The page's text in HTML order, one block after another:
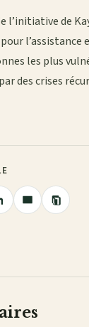
l’initiative de
l’assistance
les plus
des crises
Partager
Copier
le